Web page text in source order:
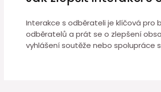
Interakce s odběrateli je klíčová pro
odběratelů a prát se o zlepšení
vyhlášení soutěže nebo spolupráce